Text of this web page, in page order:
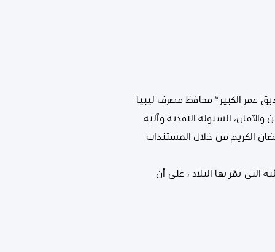
الوطني ، اجتمع مساء يوم الخميس 5 مايو 2016 ، السيد “الصديق عمر الكبير ” محافظ مصرف ليبيا
السيولة النقدية وآلية
الكريم من خلال المستندات
تمّر بها البلاد ، على أن